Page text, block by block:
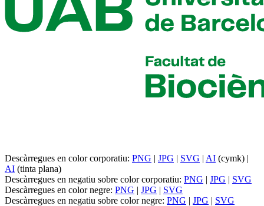
Descàrregues en color corporatiu: PNG | JPG | SVG | AI (cymk) |
AI (tinta plana)
Descàrregues en negatiu sobre color corporatiu: PNG | JPG | SVG
Descàrregues en color negre: PNG | JPG | SVG
Descàrregues en negatiu sobre color negre: PNG | JPG | SVG